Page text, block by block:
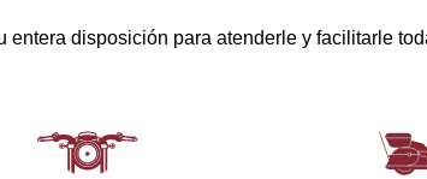
entera disposición para atenderle y facilitarle